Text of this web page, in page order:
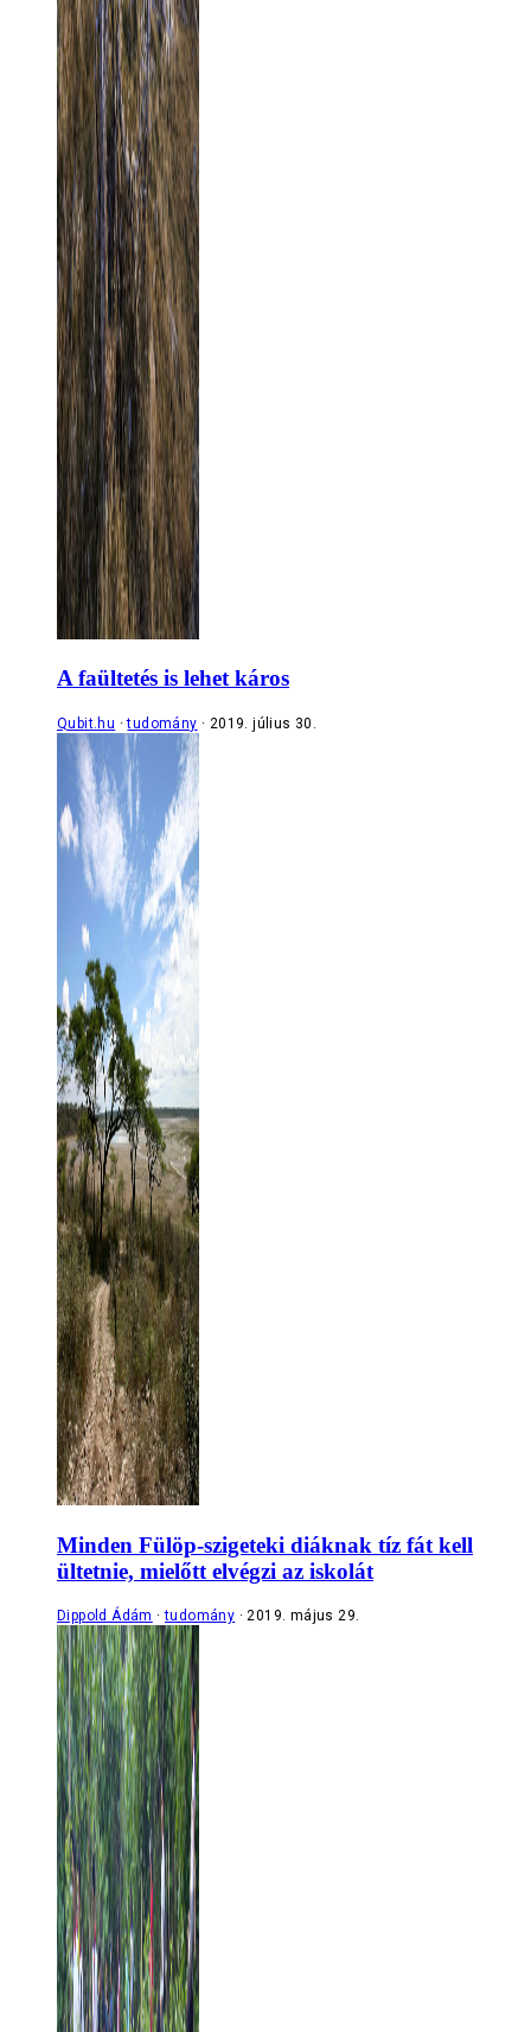
A faültetés is lehet káros
Qubit.hu tudomány 2019. július 30.
Minden Fülöp-szigeteki diáknak tíz fát kell
ültetnie, mielőtt elvégzi az iskolát
Dippold Ádám tudomány 2019. május 29.